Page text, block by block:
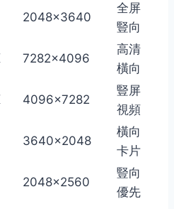
2048×3640
全屏
豎向
7282×4096
高清
橫向
4096×7282
豎屏
視頻
3640×2048
橫向
卡片
2048×2560
豎向
優先